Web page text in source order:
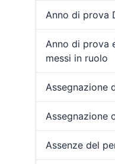
Anno di prova
Anno di prova
messi in ruolo
Assegnazione
Assegnazione
Assenze del